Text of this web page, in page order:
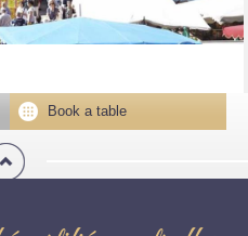
Book a table